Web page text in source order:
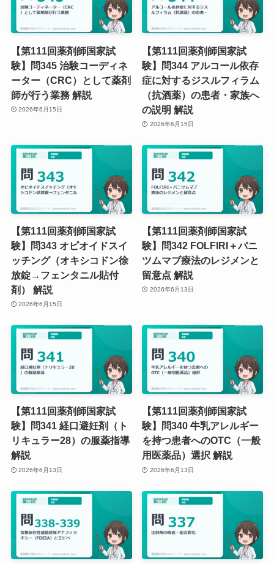
【第111回薬剤師国家試
験】問345 治験コーディネ
ーター（CRC）として薬剤
師が行う業務 解説
2026年6月15日
【第111回薬剤師国家試
験】問344 アルコール依存
症に対するジスルフィラム
（抗酒薬）の患者・家族へ
の説明 解説
2026年6月15日
【第111回薬剤師国家試
験】問343 オピオイドスイ
ッチング（オキシコドン徐
放錠→フェンタニル貼付
剤） 解説
2026年6月15日
【第111回薬剤師国家試
験】問342 FOLFIRI＋パニ
ツムマブ療法のレジメンと
留意点 解説
2026年6月13日
【第111回薬剤師国家試
験】問341 経口避妊剤（ト
リキュラー28）の服薬指導
解説
2026年6月13日
【第111回薬剤師国家試
験】問340 牛乳アレルギー
を持つ患者へのOTC（一般
用医薬品）選択 解説
2026年6月13日